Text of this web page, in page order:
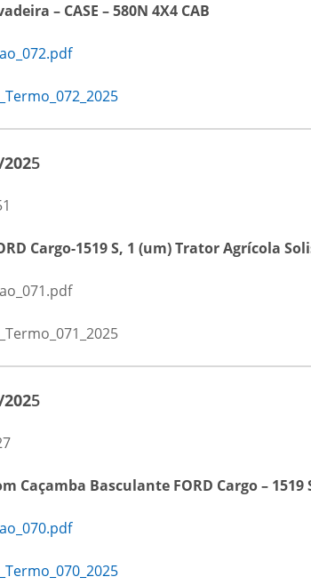
– CASE – 580N 4X4 CAB
5
Cargo-1519 S, 1 (um) Trator Agrícola
5
Caçamba Basculante FORD Cargo – 1519